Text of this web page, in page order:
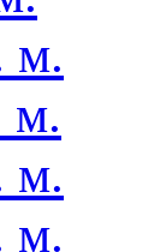
м.
м.
м.
м.